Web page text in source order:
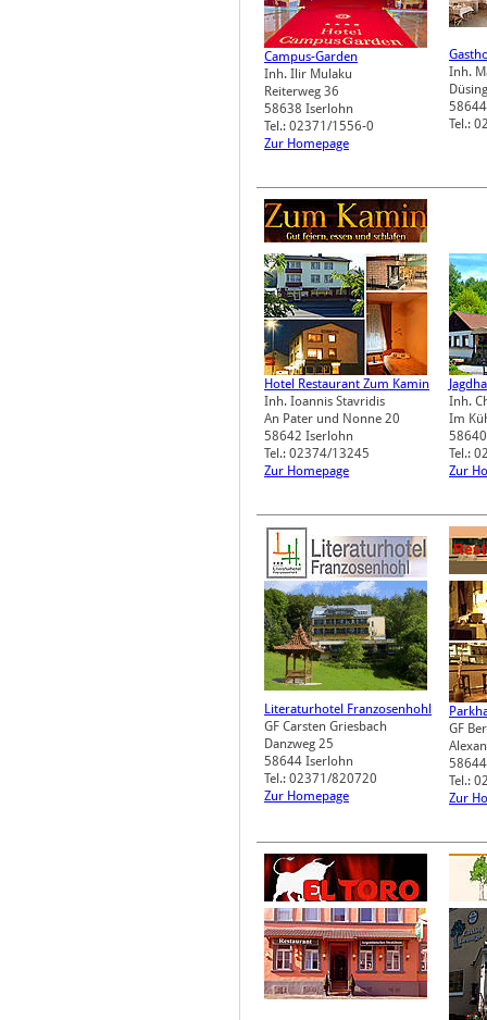
Campus-Garden
Inh. Ilir Mulaku
Reiterweg 36
58638 Iserlohn
Tel.: 02371/1556-0
Zur Homepage
Inh.
58644
Tel.:
Hotel Restaurant Zum Kamin
Inh. Ioannis Stavridis
An Pater und Nonne 20
58642 Iserlohn
Tel.: 02374/13245
Zur Homepage
Inh.
Im
58640
Tel.:
Zur
Literaturhotel Franzosenhohl
GF Carsten Griesbach
Danzweg 25
58644 Iserlohn
Tel.: 02371/820720
Zur Homepage
GF
58644
Tel.:
Zur